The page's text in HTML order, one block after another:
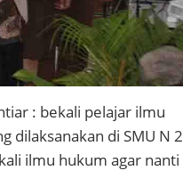
: bekali pelajar ilmu
dilaksanakan di SMU N 2
ilmu hukum agar nanti